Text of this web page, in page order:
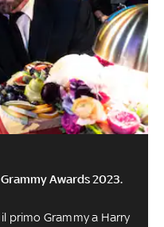
Awards 2023.
primo Grammy a Harry